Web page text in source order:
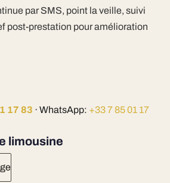
par SMS, point la veille, suivi
post-prestation pour amélioration
17 83 · WhatsApp: +33 7 85 01 17
limousine